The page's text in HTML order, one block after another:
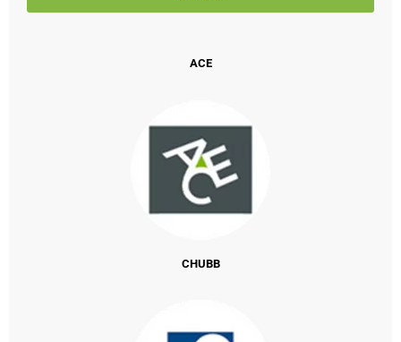
ACE
CHUBB